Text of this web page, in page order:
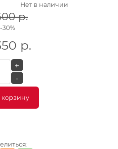
Нет в наличии
р.
-30%
р.
+
-
корзину